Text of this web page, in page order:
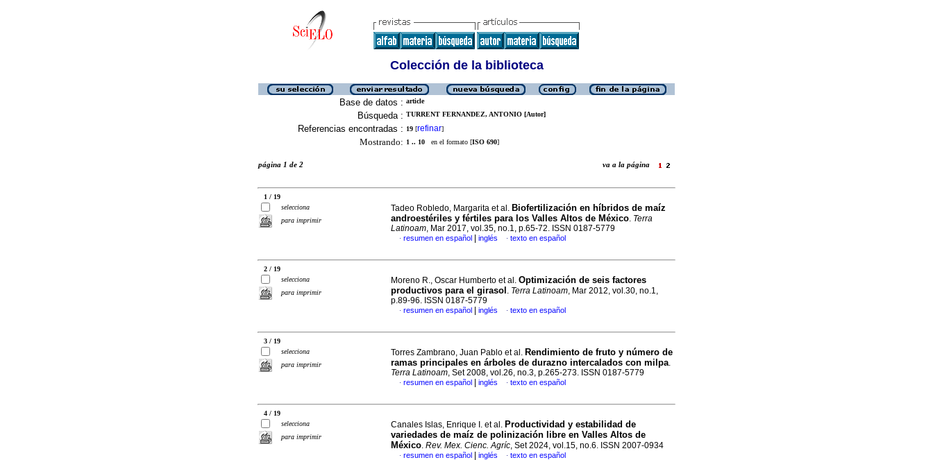
Colección de la biblioteca
Base de datos : article
Búsqueda : TURRENT FERNANDEZ, ANTONIO [Autor]
Referencias encontradas : 19 [refinar]
Mostrando: 1 .. 10 en el formato [ISO 690]
página 1 de 2 va a la página
1 / 19
selecciona
para imprimir
Tadeo Robledo, Margarita et al. Biofertilización en híbridos de maíz
androestériles y fértiles para los Valles Altos de México. Terra
Latinoam, Mar 2017, vol.35, no.1, p.65-72. ISSN 0187-5779
· resumen en español inglés · texto en español
2 / 19
selecciona
para imprimir
Moreno R., Oscar Humberto et al. Optimización de seis factores
productivos para el girasol . Terra Latinoam, Mar 2012, vol.30, no.1,
p.89-96. ISSN 0187-5779
· resumen en español inglés · texto en español
3 / 19
selecciona
para imprimir
Torres Zambrano, Juan Pablo et al. Rendimiento de fruto y número de
ramas principales en árboles de durazno intercalados con milpa.
Terra Latinoam, Set 2008, vol.26, no.3, p.265-273. ISSN 0187-5779
· resumen en español inglés · texto en español
4 / 19
selecciona
para imprimir
Canales Islas, Enrique I. et al. Productividad y estabilidad de
variedades de maíz de polinización libre en Valles Altos de
México. Rev. Mex. Cienc. Agríc, Set 2024, vol.15, no.6. ISSN 2007-0934
· resumen en español inglés · texto en español